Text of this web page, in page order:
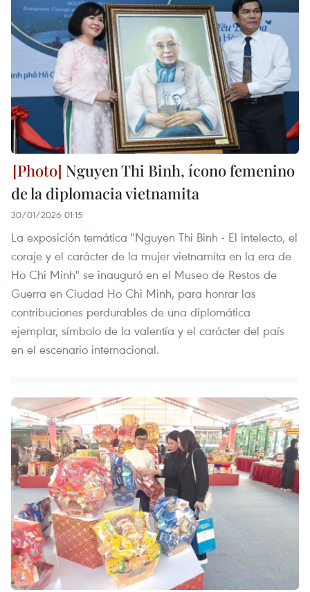
Nguyen Thi Binh, ícono femenino
de la diplomacia vietnamita
30/01/2026 01:15
La exposición temática "Nguyen Thi Binh - El intelecto, el
coraje y el carácter de la mujer vietnamita en la era de
Ho Chi Minh" se inauguró en el Museo de Restos de
Guerra en Ciudad Ho Chi Minh, para honrar las
contribuciones perdurables de una diplomática
ejemplar, símbolo de la valentía y el carácter del país
en el escenario internacional.